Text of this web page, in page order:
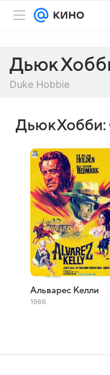
Дьюк
Duke Hobbie
Дьюк
Альварес Келли
1966